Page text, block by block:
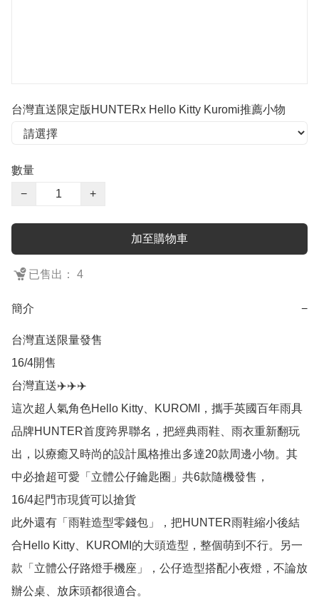
台灣直送限定版HUNTERx Hello Kitty Kuromi推薦小物
數量
−
+
加至購物車
已售出： 4
簡介 −
台灣直送限量發售
16/4開售
台灣直送✈️✈️✈️
這次超人氣角色Hello Kitty、KUROMI，攜手英國百年雨具
品牌HUNTER首度跨界聯名，把經典雨鞋、雨衣重新翻玩
出，以療癒又時尚的設計風格推出多達20款周邊小物。其
中必搶超可愛「立體公仔鑰匙圈」共6款隨機發售，
16/4起門市現貨可以搶貨
此外還有「雨鞋造型零錢包」，把HUNTER雨鞋縮小後結
合Hello Kitty、KUROMI的大頭造型，整個萌到不行。另一
款「立體公仔路燈手機座」，公仔造型搭配小夜燈，不論放
辦公桌、放床頭都很適合。